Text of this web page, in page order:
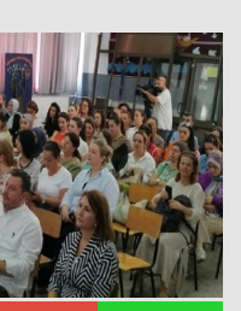
FOTO GALERİ
VİDEO GALERİ
KÜNYE
İLETİŞİM